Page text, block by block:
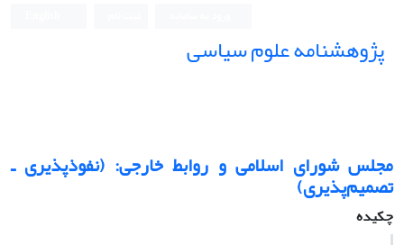
پژوهشنامه علوم سیاسی
مجلس شورای اسلامی و روابط خارجی: (نفوذپذیری ـ
تصمیم‌پذیری)
چکیده